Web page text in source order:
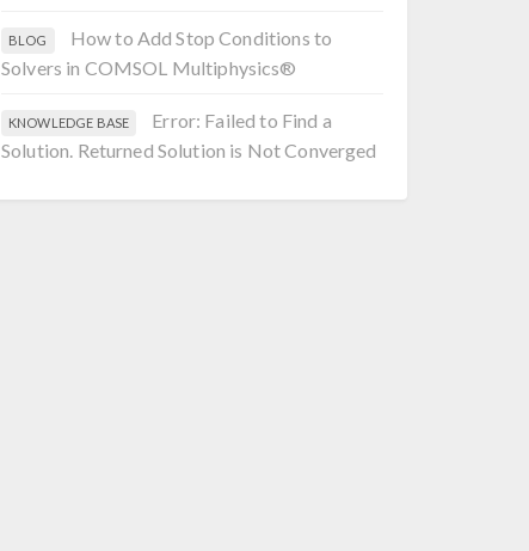
BLOG
How to Add Stop Conditions to
Solvers in COMSOL Multiphysics®
KNOWLEDGE BASE
Error: Failed to Find a
Solution. Returned Solution is Not Converged